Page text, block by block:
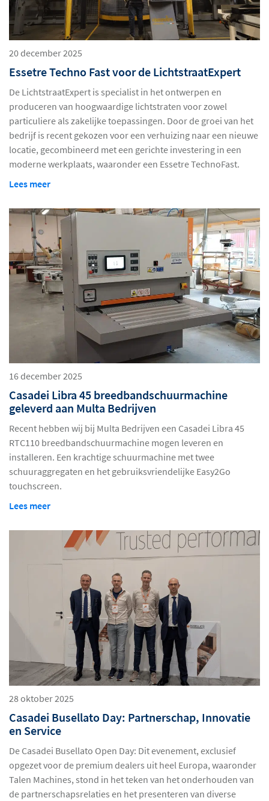
20 december 2025
Essetre Techno Fast voor de LichtstraatExpert
De LichtstraatExpert is specialist in het ontwerpen en
produceren van hoogwaardige lichtstraten voor zowel
particuliere als zakelijke toepassingen. Door de groei van het
bedrijf is recent gekozen voor een verhuizing naar een nieuwe
locatie, gecombineerd met een gerichte investering in een
moderne werkplaats, waaronder een Essetre TechnoFast.
Lees meer
16 december 2025
Casadei Libra 45 breedbandschuurmachine
geleverd aan Multa Bedrijven
Recent hebben wij bij Multa Bedrijven een Casadei Libra 45
RTC110 breedbandschuurmachine mogen leveren en
installeren. Een krachtige schuurmachine met twee
schuuraggregaten en het gebruiksvriendelijke Easy2Go
touchscreen.
Lees meer
28 oktober 2025
Casadei Busellato Day: Partnerschap, Innovatie
en Service
De Casadei Busellato Open Day: Dit evenement, exclusief
opgezet voor de premium dealers uit heel Europa, waaronder
Talen Machines, stond in het teken van het onderhouden van
de partnerschapsrelaties en het presenteren van diverse